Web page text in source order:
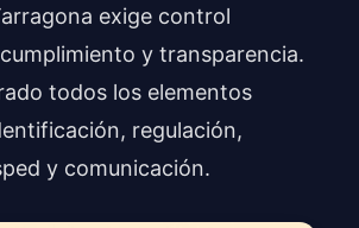
exige control
y transparencia.
todos los elementos
regulación,
y comunicación.